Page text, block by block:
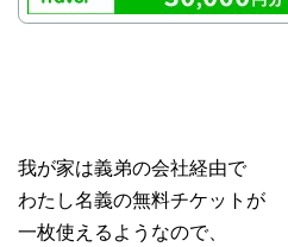
我が家は義弟の会社経由で
わたし名義の無料チケットが
一枚使えるようなので、